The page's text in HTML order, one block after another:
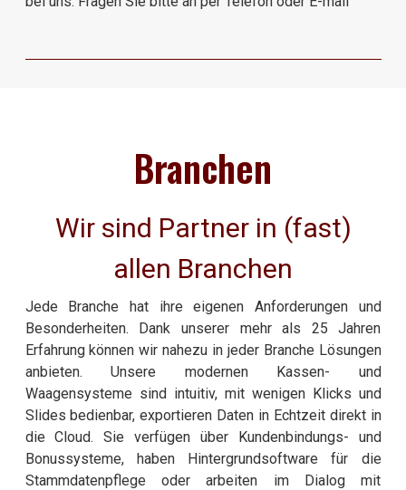
Branchen
Wir sind Partner in (fast)
allen Branchen
Jede Branche hat ihre eigenen Anforderungen und
Besonderheiten. Dank unserer mehr als 25 Jahren
Erfahrung können wir nahezu in jeder Branche Lösungen
anbieten. Unsere modernen Kassen- und
Waagensysteme sind intuitiv, mit wenigen Klicks und
Slides bedienbar, exportieren Daten in Echtzeit direkt in
die Cloud. Sie verfügen über Kundenbindungs- und
Bonussysteme, haben Hintergrundsoftware für die
Stammdatenpflege oder arbeiten im Dialog mit